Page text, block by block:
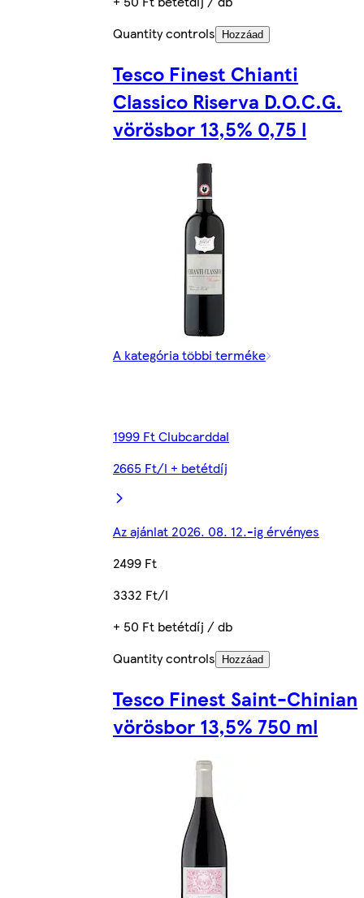
Quantity controls
Hozzáad
Tesco Finest Chianti
Classico Riserva D.O.C.G.
vörösbor 13,5% 0,75 l
A kategória többi terméke
1999 Ft Clubcarddal
2665 Ft/l + betétdíj
Az ajánlat 2026. 08. 12.-ig érvényes
2499 Ft
3332 Ft/l
+ 50 Ft betétdíj / db
Quantity controls
Hozzáad
Tesco Finest Saint-Chinian
vörösbor 13,5% 750 ml